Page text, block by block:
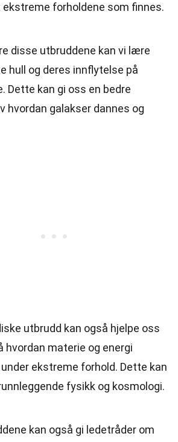
ekstreme forholdene som finnes.
disse utbruddene kan vi lære
hull og deres innflytelse på
Dette kan gi oss en bedre
hvordan galakser dannes og
utbrudd kan også hjelpe oss
hvordan materie og energi
ekstreme forhold. Dette kan
fysikk og kosmologi.
kan også gi ledetråder om